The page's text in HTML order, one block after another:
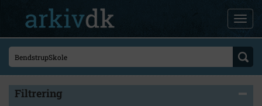
Filtrering